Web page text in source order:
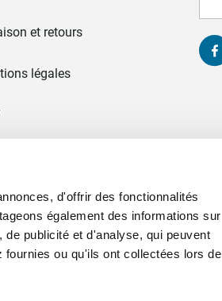
d'offrir des fonctionnalités
également des informations sur
publicité et d'analyse, qui peuvent
ou qu'ils ont collectées lors de
et retours
légales
site
du site